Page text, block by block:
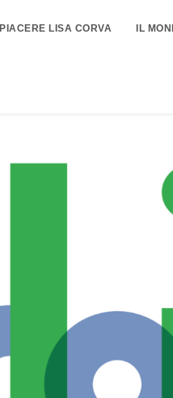
PIACERE LISA CORVA IL